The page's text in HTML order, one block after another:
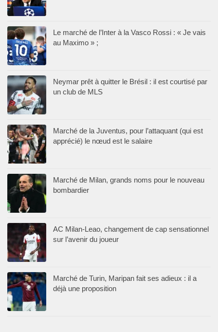
Le marché de l’Inter à la Vasco Rossi : « Je vais
au Maximo » ;
Neymar prêt à quitter le Brésil : il est courtisé par
un club de MLS
Marché de la Juventus, pour l’attaquant (qui est
apprécié) le nœud est le salaire
Marché de Milan, grands noms pour le nouveau
bombardier
AC Milan-Leao, changement de cap sensationnel
sur l’avenir du joueur
Marché de Turin, Maripan fait ses adieux : il a
déjà une proposition